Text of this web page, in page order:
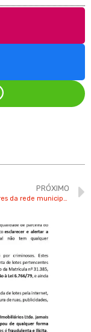
PRÓXIMO
261 professores da rede municipal de Valinhos participam de curso sobre educação inclusiva